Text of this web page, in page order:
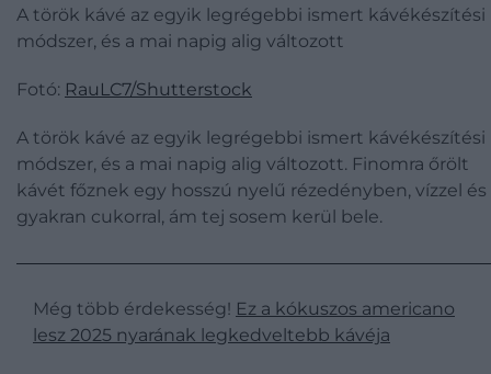
A török kávé az egyik legrégebbi ismert kávékészítési
módszer, és a mai napig alig változott
Fotó: RauLC7/Shutterstock
A török kávé az egyik legrégebbi ismert kávékészítési
módszer, és a mai napig alig változott. Finomra őrölt
kávét főznek egy hosszú nyelű rézedényben, vízzel és
gyakran cukorral, ám tej sosem kerül bele.
Még több érdekesség! Ez a kókuszos americano
lesz 2025 nyarának legkedveltebb kávéja